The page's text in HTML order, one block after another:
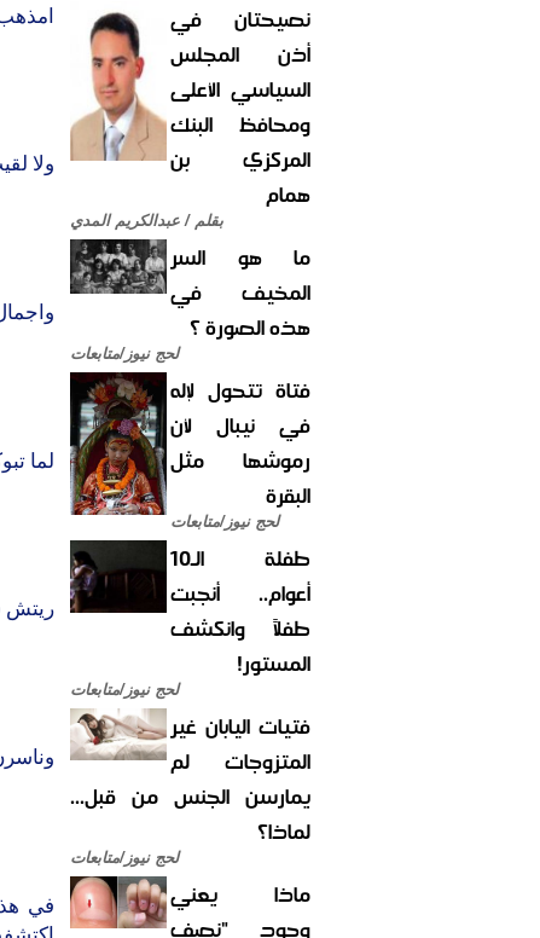
نصيحتان في
أذن المجلس
السياسي الأعلى
ومحافظ البنك
المركزي بن
همام
بقلم / عبدالكريم المدي
ما هو السر
المخيف في
هذه الصورة ؟
لحج نيوز/متابعات
فتاة تتحول لإله
في نيبال لأن
رموشها مثل
البقرة
لحج نيوز/متابعات
طفلة الـ10
أعوام.. أنجبت
طفلاً وانكشف
المستور!
لحج نيوز/متابعات
فتيات اليابان غير
المتزوجات لم
يمارسن الجنس من قبل...
لماذا؟
لحج نيوز/متابعات
ماذا يعني
وجود "نصف
ولا
لما
ريتش
في